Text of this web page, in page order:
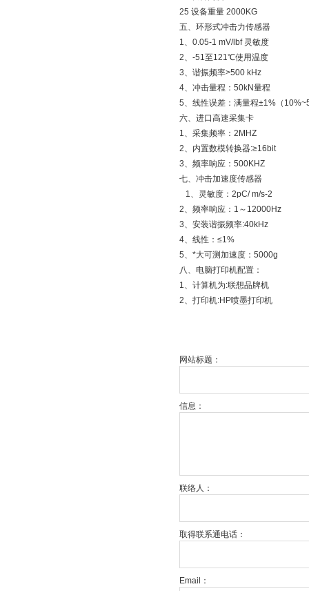
25 设备重量 2000KG
五、环形式冲击力传感器
1、0.05-1 mV/lbf 灵敏度
2、-51至121℃使用温度
3、谐振频率>500 kHz
4、冲击量程：50kN量程
5、线性误差：满量程±1%（
六、进口高速采集卡
1、采集频率：2MHZ
2、内置数模转换器:≥16bit
3、频率响应：500KHZ
七、冲击加速度传感器
1、灵敏度：2pC/
2、频率响应：1～12000Hz
3、安装谐振频率:40kHz
4、线性：≤1%
5、*大可测加速度：5000g
八、电脑打印机配置：
1、计算机为:联想品牌机
2、打印机:HP喷墨打印机
网站标题：
信息：
联络人：
取得联系通电话：
Email：